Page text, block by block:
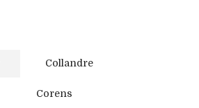
Collandre
Corens